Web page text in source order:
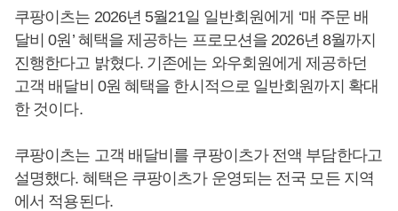
쿠팡이츠는 2026년 5월21일 일반회원에게 ‘매 주문 배
달비 0원’ 혜택을 제공하는 프로모션을 2026년 8월까지
진행한다고 밝혔다. 기존에는 와우회원에게 제공하던
고객 배달비 0원 혜택을 한시적으로 일반회원까지 확대
한 것이다.
쿠팡이츠는 고객 배달비를 쿠팡이츠가 전액 부담한다고
설명했다. 혜택은 쿠팡이츠가 운영되는 전국 모든 지역
에서 적용된다.